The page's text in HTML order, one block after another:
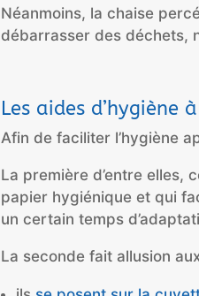
Néanmoins, la chaise
débarrasser des déchets,
Les aides d’hygiène
Afin de faciliter l’hygiène
La première d’entre elles,
papier hygiénique et qui
un certain temps
La seconde fait allusion